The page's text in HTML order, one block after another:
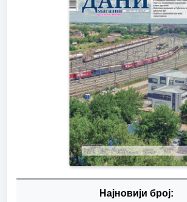
Најновији број: